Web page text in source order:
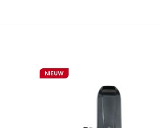
NIEUW